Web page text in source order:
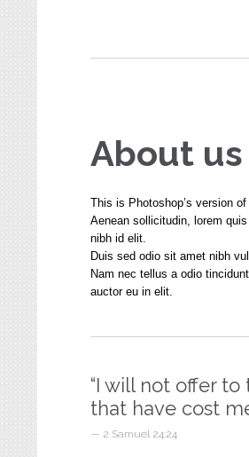
About us
This is Photoshop’s version
Aenean sollicitudin, lorem
nibh id elit.
Duis sed odio sit amet nibh
Nam nec tellus a odio
auctor eu in elit.
“I will not offer
that have cost
— 2 Samuel 24:24